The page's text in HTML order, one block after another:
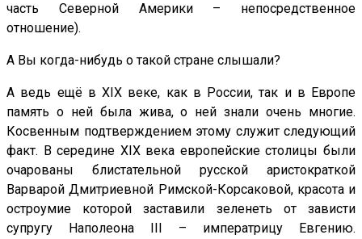
часть Северной Америки – непосредственное
отношение).
А Вы когда-нибудь о такой стране слышали?
А ведь ещё в XIX веке, как в России, так и в Европе
память о ней была жива, о ней знали очень многие.
Косвенным подтверждением этому служит следующий
факт. В середине XIX века европейские столицы были
очарованы блистательной русской аристократкой
Варварой Дмитриевной Римской-Корсаковой, красота и
остроумие которой заставили зеленеть от зависти
супругу Наполеона III – императрицу Евгению.